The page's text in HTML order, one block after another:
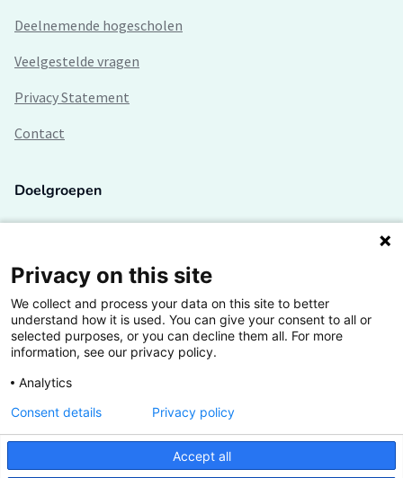
Deelnemende hogescholen
Veelgestelde vragen
Privacy Statement
Contact
Doelgroepen
Lectoren en onderzoekers
Bedrijven
Hogescholen
De grootste kennisbank van het HBO
Privacy on this site
We collect and process your data on this site to better
understand how it is used. You can give your consent to all or
selected purposes, or you can decline them all. For more
information, see our privacy policy.
Analytics
Accept all
Consent details Privacy policy